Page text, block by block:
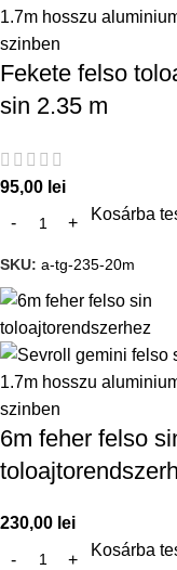
Fekete felso
sin 2.35 m
95,00 lei
Kosárba
SKU: a-tg-235-20m
6m feher felso
230,00 lei
Kosárba